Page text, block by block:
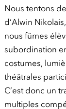
Nous tentons
d’Alwin
nous fûmes
subordination
costumes,
théâtrales
C’est donc un
multiples